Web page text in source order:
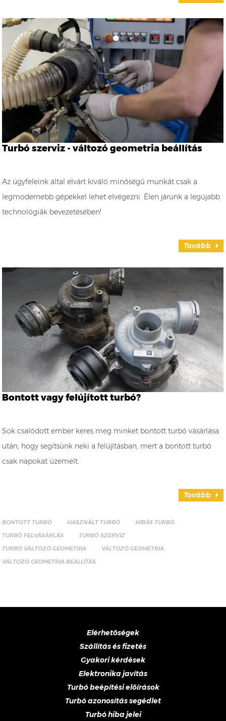
Turbó szerviz - változó geometria beállítás
Az ügyfeleink által elvárt kiváló minőségű munkát csak a
legmodernebb gépekkel lehet elvégezni. Élen járunk a legújabb
technológiák bevezetésében!
Tovább
Bontott vagy felújított turbó?
Sok csalódott ember keres meg minket bontott turbó vásárlása
után, hogy segítsünk neki a felújításban, mert a bontott turbó
csak napokat üzemelt.
Tovább
BONTOTT TURBÓ HASZNÁLT TURBÓ
HIBÁS TURBÓ
TURBÓ FELVÁSÁRLÁS
TURBÓ SZERVIZ
TURBÓ VÁLTOZÓ GEOMETRIA
VÁLTOZÓ GEOMETRIA
VÁLTOZÓ GEOMETRIA BEÁLLÍTÁS
Elérhetőségek
Szállítás és fizetés
Gyakori kérdések
Elektronika javítás
Turbó beépítési előírások
Turbó azonosítás segédlet
Turbó hiba jelei